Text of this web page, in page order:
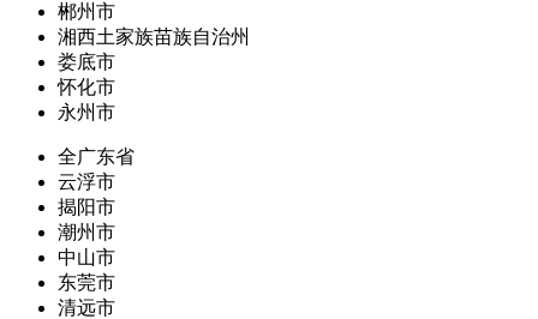
郴州市
湘西土家族苗族自治州
娄底市
怀化市
永州市
全广东省
云浮市
揭阳市
潮州市
中山市
东莞市
清远市